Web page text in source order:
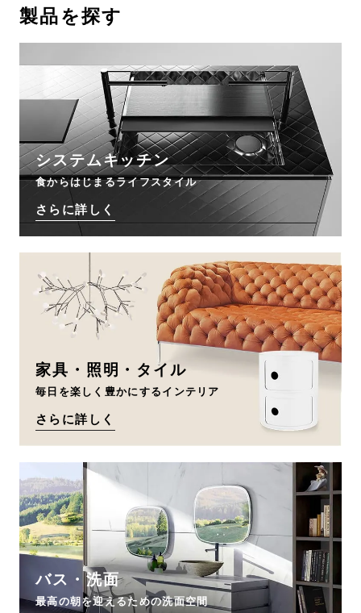
お問い合わせ
サポート
LANGUAGE : EN
オンライン見積もり ショールームを探す
製品を探す
システムキッチン
食からはじまるライフスタイル
さらに詳しく
家具・照明・タイル
毎日を楽しく豊かにするインテリア
さらに詳しく
バス・洗面
最高の朝を迎えるための洗面空間